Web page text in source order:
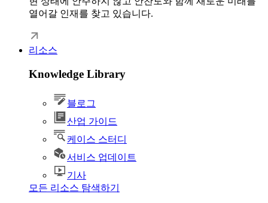
열어갈 인재를 찾고 있습니다.
리소스
Knowledge Library
블로그
산업 가이드
케이스 스터디
서비스 업데이트
기사
모든 리소스 탐색하기